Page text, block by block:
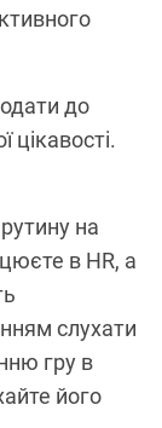
до
на
в HR, а
слухати
гру в
його